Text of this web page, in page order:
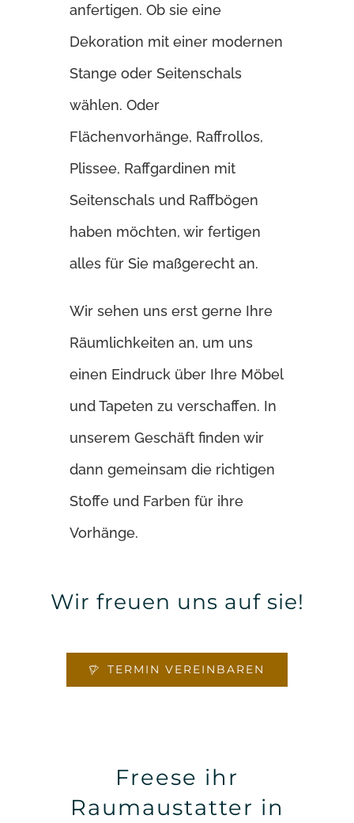
anfertigen. Ob sie eine
Dekoration mit einer modernen
Stange oder Seitenschals
wählen. Oder
Flächenvorhänge, Raffrollos,
Plissee, Raffgardinen mit
Seitenschals und Raffbögen
haben möchten, wir fertigen
alles für Sie maßgerecht an.
Wir sehen uns erst gerne Ihre
Räumlichkeiten an, um uns
einen Eindruck über Ihre Möbel
und Tapeten zu verschaffen. In
unserem Geschäft finden wir
dann gemeinsam die richtigen
Stoffe und Farben für ihre
Vorhänge.
Wir freuen uns auf sie!
TERMIN VEREINBAREN
Freese ihr
Raumaustatter in